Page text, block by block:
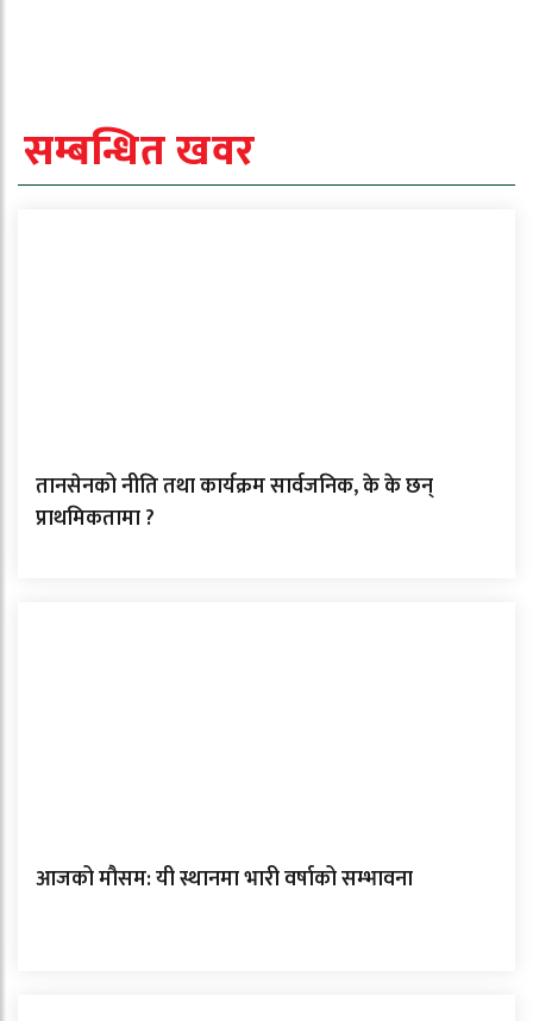
सम्बन्धित खवर
तानसेनको नीति तथा कार्यक्रम सार्वजनिक, के के छन्
प्राथमिकतामा ?
आजको मौसम: यी स्थानमा भारी वर्षाको सम्भावना